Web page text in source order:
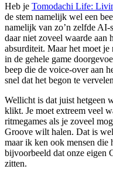
Heb je Tomodachi Life:
de stem namelijk wel een
namelijk van zo’n zelfde AI-
daar niet zoveel waarde aan
absurditeit. Maar het moet
in de gehele game
beep die de voice-over aan
snel dat het begon te
Wellicht is dat juist hetgeen
klikt. Je moet extreem veel
ritmegames als je zoveel
Groove wilt halen. Dat is
maar ik ken ook mensen
bijvoorbeeld dat onze eigen
zitten.